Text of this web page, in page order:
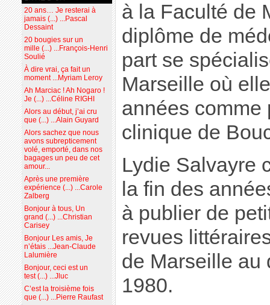
à la Faculté de
diplôme de
part se
Marseille où
années comme
clinique de
Lydie Salvayre
la fin des
à publier de
revues
de Marseille au
1980.
20 ans… Je resterai à
jamais (...) ...Pascal
Dessaint
20 bougies sur un
mille (...) ...François-Henri
Soulié
À dire vrai, ça fait un
moment ...Myriam Leroy
Ah Marciac ! Ah Nogaro !
Je (...) ...Céline RIGHI
Alors au début, j’ai cru
que (...) ...Alain Guyard
Alors sachez que nous
avons subrepticement
volé, emporté, dans nos
bagages un peu de cet
amour...
Après une première
expérience (...) ...Carole
Zalberg
Bonjour à tous, Un
grand (...) ...Christian
Carisey
Bonjour Les amis, Je
n’étais ...Jean-Claude
Lalumière
Bonjour, ceci est un
test (...) ...Jluc
C’est la troisième fois
que (...) ...Pierre Raufast